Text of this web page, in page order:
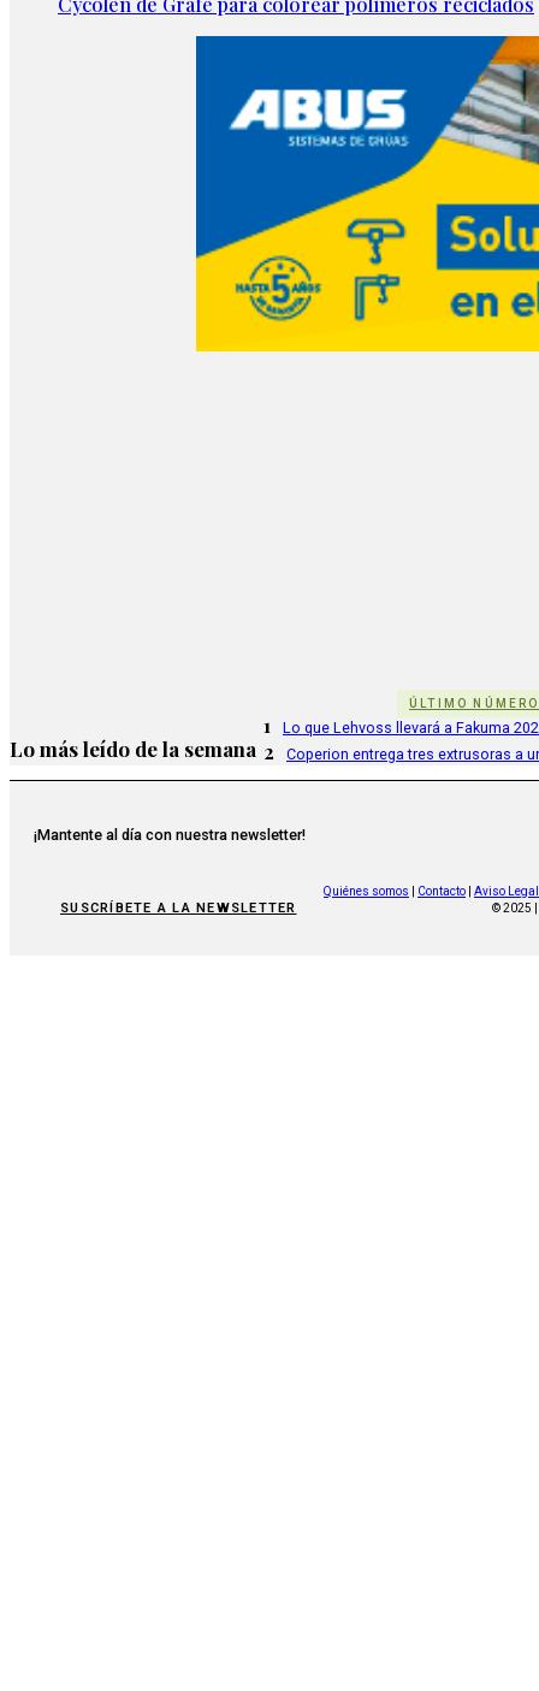
ÚLTIMO NÚMERO
Lo más leído de la semana
1 Lo que Lehvoss llevará a Fakuma
2 Coperion entrega tres extrusoras a
¡Mantente al día con nuestra newsletter!
SUSCRÍBETE A LA NEWSLETTER
Quiénes somos Contacto
Aviso Legal
© 2025